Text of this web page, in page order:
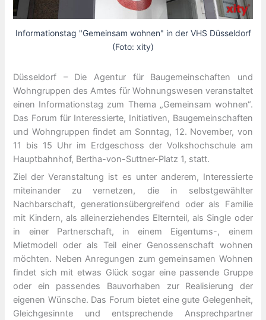
Informationstag "Gemeinsam wohnen" in der VHS Düsseldorf
(Foto: xity)
Düsseldorf – Die Agentur für Baugemeinschaften und
Wohngruppen des Amtes für Wohnungswesen veranstaltet
einen Informationstag zum Thema „Gemeinsam wohnen“.
Das Forum für Interessierte, Initiativen, Baugemeinschaften
und Wohngruppen findet am Sonntag, 12. November, von
11 bis 15 Uhr im Erdgeschoss der Volkshochschule am
Hauptbahnhof, Bertha-von-Suttner-Platz 1, statt.
Ziel der Veranstaltung ist es unter anderem, Interessierte
miteinander zu vernetzen, die in selbstgewählter
Nachbarschaft, generationsübergreifend oder als Familie
mit Kindern, als alleinerziehendes Elternteil, als Single oder
in einer Partnerschaft, in einem Eigentums-, einem
Mietmodell oder als Teil einer Genossenschaft wohnen
möchten. Neben Anregungen zum gemeinsamen Wohnen
findet sich mit etwas Glück sogar eine passende Gruppe
oder ein passendes Bauvorhaben zur Realisierung der
eigenen Wünsche. Das Forum bietet eine gute Gelegenheit,
Gleichgesinnte und entsprechende Ansprechpartner